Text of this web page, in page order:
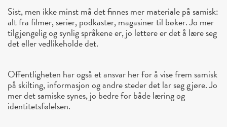
Sist, men ikke minst må det finnes mer materiale på samisk:
alt fra filmer, serier, podkaster, magasiner til bøker. Jo mer
tilgjengelig og synlig språkene er, jo lettere er det å lære seg
det eller vedlikeholde det.
Offentligheten har også et ansvar her for å vise frem samisk
på skilting, informasjon og andre steder det lar seg gjøre. Jo
mer det samiske synes, jo bedre for både læring og
identitetsfølelsen.